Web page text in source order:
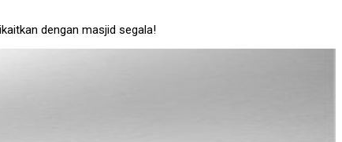
dengan masjid segala!